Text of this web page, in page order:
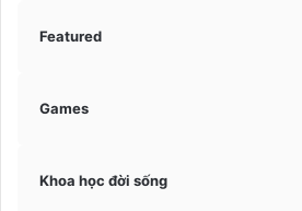
Featured
Games
Khoa học đời sống